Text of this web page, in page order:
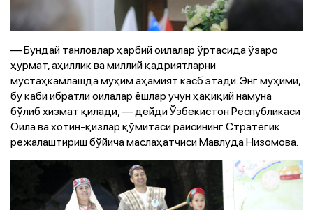
— Бундай танловлар ҳарбий оилалар ўртасида ўзаро
ҳурмат, аҳиллик ва миллий қадриятларни
мустаҳкамлашда муҳим аҳамият касб этади. Энг муҳими,
бу каби ибратли оилалар ёшлар учун ҳақиқий намуна
бўлиб хизмат қилади, — дейди Ўзбекистон Республикаси
Оила ва хотин-қизлар қўмитаси раисининг Стратегик
режалаштириш бўйича маслаҳатчиси Мавлуда Низомова.